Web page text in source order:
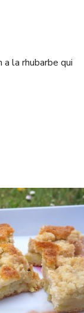
la rhubarbe qui